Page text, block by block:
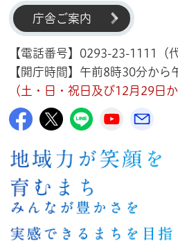
庁舎ご案内
【電話番号】0293-23-1111（
【開庁時間】午前8時30分から
（土・日・祝日及び12月29日
高萩市公式Facebook
高萩市公式X
高萩市公式
高萩市